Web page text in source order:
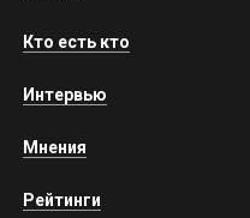
Кто есть кто
Интервью
Мнения
Рейтинги